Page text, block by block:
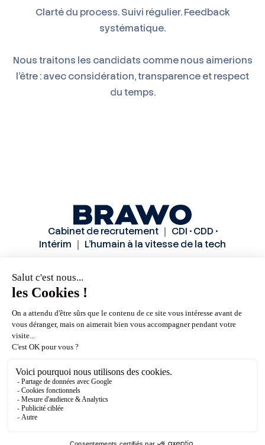
Clarté du process. Suivi régulier. Feedback
systématique.
Nous traitons les candidats comme nous aimerions
l'être : avec considération, transparence et respect
du temps.
Cabinet de recrutement ｜ CDI • CDD •
Intérim ｜ L’humain à la vitesse de la tech
Méthode
Candidats
Contactez-nous
Mentions légales
© Brawo 2026